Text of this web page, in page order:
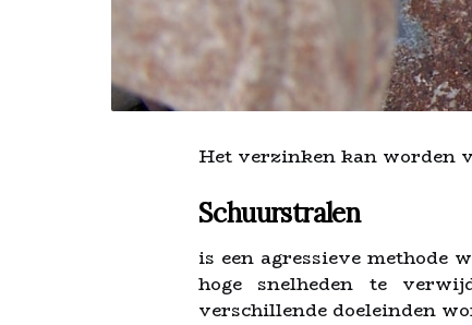
Het verzinken kan worden
Schuurstralen
is een agressieve methode
hoge snelheden te
verschillende doeleinden